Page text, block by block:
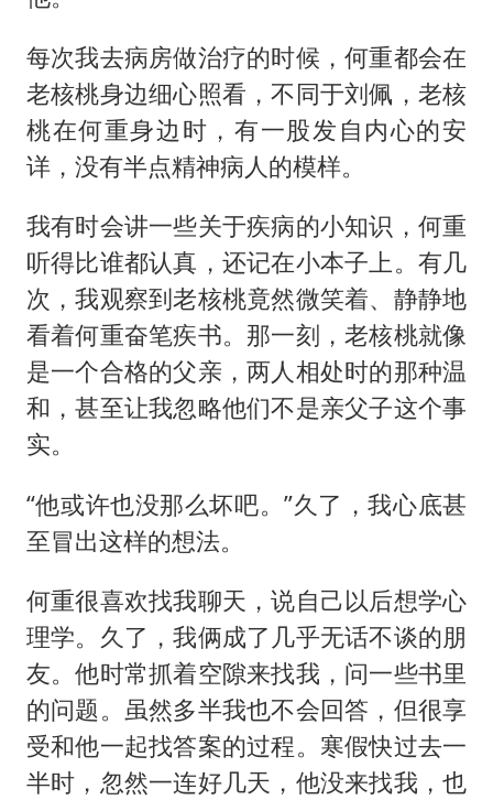
每次我去病房做治疗的时候，何重都会在
老核桃身边细心照看，不同于刘佩，老核
桃在何重身边时，有一股发自内心的安
详，没有半点精神病人的模样。
我有时会讲一些关于疾病的小知识，何重
听得比谁都认真，还记在小本子上。有几
次，我观察到老核桃竟然微笑着、静静地
看着何重奋笔疾书。那一刻，老核桃就像
是一个合格的父亲，两人相处时的那种温
和，甚至让我忽略他们不是亲父子这个事
实。
“他或许也没那么坏吧。”久了，我心底甚
至冒出这样的想法。
何重很喜欢找我聊天，说自己以后想学心
理学。久了，我俩成了几乎无话不谈的朋
友。他时常抓着空隙来找我，问一些书里
的问题。虽然多半我也不会回答，但很享
受和他一起找答案的过程。寒假快过去一
半时，忽然一连好几天，他没来找我，也